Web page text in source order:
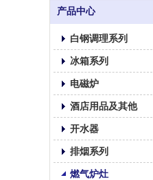
产品中心
白钢调理系列
冰箱系列
电磁炉
酒店用品及其他
开水器
排烟系列
燃气炉灶